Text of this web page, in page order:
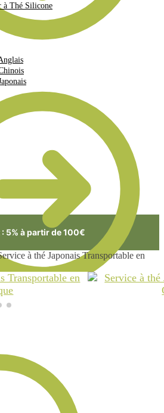
à Thé Silicone
5% à partir de 100€
à thé Japonais Transportable en